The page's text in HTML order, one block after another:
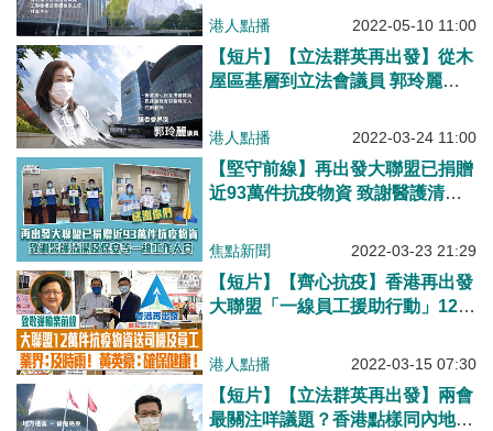
例、落實標準工時保障權益
港人點播 2022-05-10 11:00
【短片】【立法群英再出發】從木
屋區基層到立法會議員 郭玲麗談
撥入民政事務處、教育方針要調整
港人點播 2022-03-24 11:00
【堅守前線】再出發大聯盟已捐贈
近93萬件抗疫物資 致謝醫護清潔
焦點新聞 2022-03-23 21:29
【短片】【齊心抗疫】香港再出發
大聯盟「一線員工援助行動」12萬
工！ 黃英豪：維持公共運輸系統
及時雨！
港人點播 2022-03-15 07:30
【短片】【立法群英再出發】兩會
最關注咩議題？香港點樣同內地建